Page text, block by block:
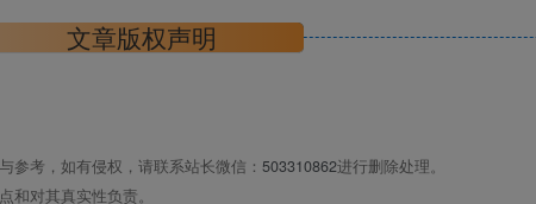
文章版权声明
参考，如有侵权，请联系站长微信： 503310862进行删除处理。
对其真实性负责。